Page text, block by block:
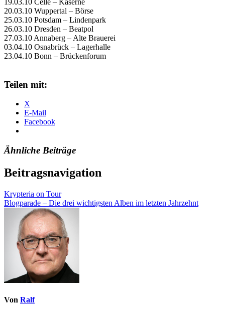
20.03.10 Wuppertal – Börse
25.03.10 Potsdam – Lindenpark
26.03.10 Dresden – Beatpol
27.03.10 Annaberg – Alte Brauerei
03.04.10 Osnabrück – Lagerhalle
23.04.10 Bonn – Brückenforum
Teilen mit:
X
E-Mail
Facebook
Ähnliche Beiträge
Beitragsnavigation
Krypteria on Tour
Blogparade – Die drei wichtigsten Alben im letzten Jahrzehnt
Von Ralf